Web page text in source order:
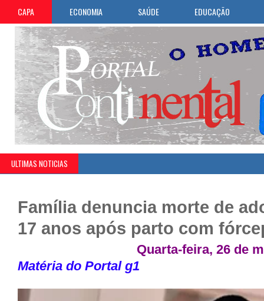
CAPA ECONOMIA SAÚDE EDUCAÇÃO
ULTIMAS NOTICIAS
Família denuncia morte de
17 anos após parto com
Quarta-feira, 26 de
Matéria do Portal g1